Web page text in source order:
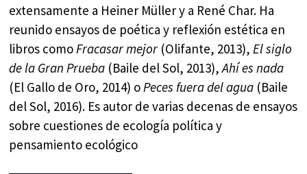
extensamente a Heiner Müller y a René Char. Ha
reunido ensayos de poética y reflexión estética en
libros comoFracasar mejor (Olifante, 2013),El siglo
de la Gran Prueba (Baile del Sol, 2013),Ahí es nada
(El Gallo de Oro, 2014) oPeces fuera del agua (Baile
del Sol, 2016). Es autor de varias decenas de ensayos
sobre cuestiones de ecología política y
pensamiento ecológico